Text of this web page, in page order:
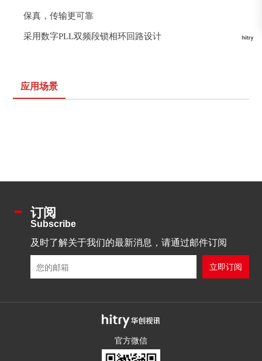
保真，传输更可靠
采用数字PLL双频段锁相环回路设计
应用场景
订阅
Subscribe
及时了解关于我们的最新消息，请通过邮件订阅
官方微信